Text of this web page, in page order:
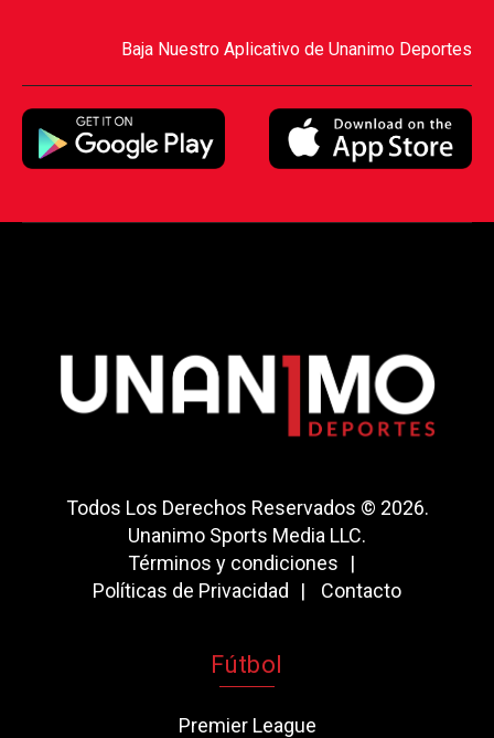
Baja Nuestro Aplicativo de Unanimo Deportes
Todos Los Derechos Reservados © 2026.
Unanimo Sports Media LLC.
Términos y condiciones
Políticas de Privacidad
Contacto
Fútbol
Premier League